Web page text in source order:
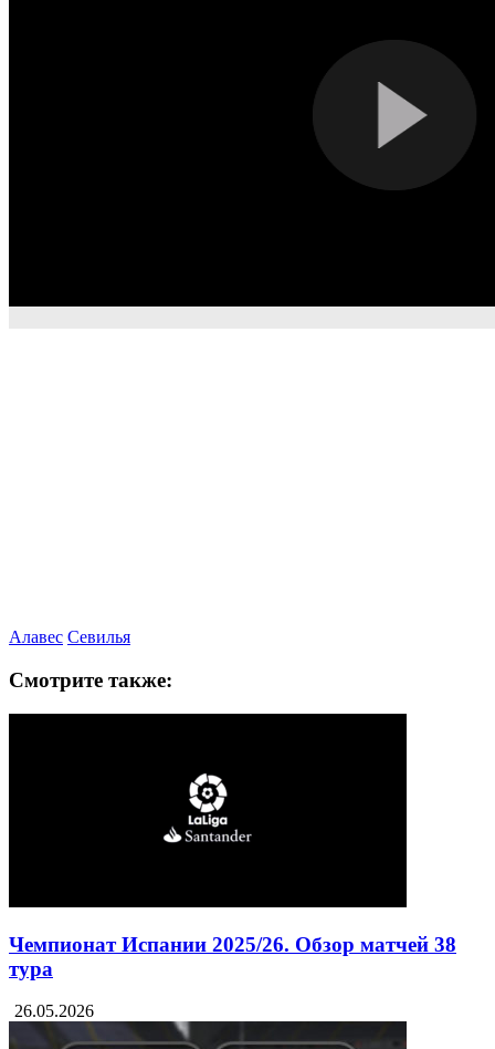
Алавес Севилья
Смотрите также:
Чемпионат Испании 2025/26. Обзор матчей 38
тура
26.05.2026